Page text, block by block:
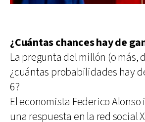
¿Cuántas chances hay de
La pregunta del millón (o más,
¿cuántas probabilidades hay
6?
El economista Federico
una respuesta en la red social